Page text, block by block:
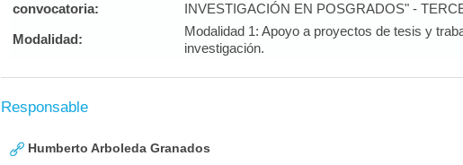
convocatoria:
INVESTIGACIÓN EN POSGRADOS" -
Modalidad:
Modalidad 1: Apoyo a proyectos de tesis y
investigación.
Responsable
Humberto Arboleda Granados